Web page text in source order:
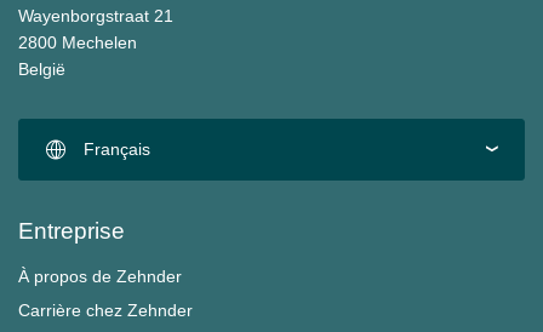
Wayenborgstraat 21
2800 Mechelen
België
Français
Entreprise
À propos de Zehnder
Carrière chez Zehnder